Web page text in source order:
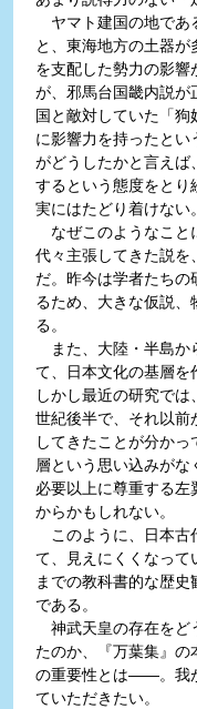
ヤマト建国の地であ
と、東海地方の土器
を支配した勢力の影
が、邪馬台国畿内説
国と敵対していた「
に影響力を持ったと
がどうしたかと言えば
するという態度をと
実にはたどり着けない。
なぜこのようなこと
代々主張してきた説を
だ。昨今は学者たち
るため、大きな仮説
る。
また、大陸・半島か
て、日本文化の基層を
しかし最近の研究で
世紀後半で、それ以
してきたことが分か
層という思い込みが
必要以上に尊重する
からかもしれない。
このように、日本古
て、見えにくくなっ
までの教科書的な歴
である。
神武天皇の存在をど
たのか、『万葉集』の
の重要性とは――。我
ていただきたい。